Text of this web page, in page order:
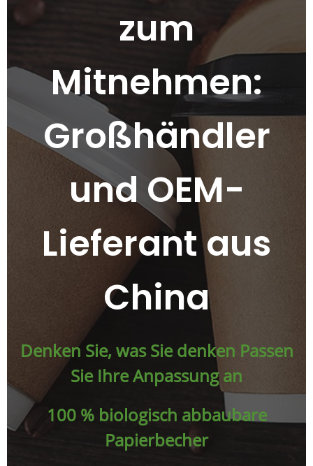
zum
Mitnehmen:
Großhändler
und OEM-
Lieferant aus
China
Denken Sie, was Sie denken Passen
Sie Ihre Anpassung an
100 % biologisch abbaubare
Papierbecher